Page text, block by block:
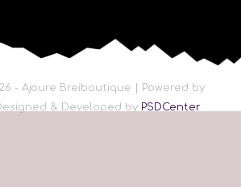
- Ajoure Breiboutique | Powered by
& Developed by PSDCenter